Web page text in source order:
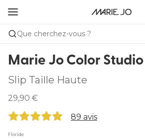
Que cherchez-vous ?
Marie Jo Color Studio
Slip Taille Haute
29,90 €
89 avis
Floride